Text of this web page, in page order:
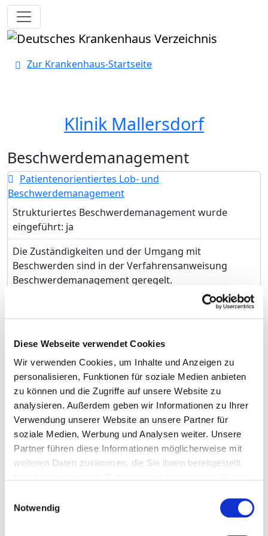
Diese Webseite verwendet Cookies
Wir verwenden Cookies, um Inhalte und Anzeigen zu
personalisieren, Funktionen für soziale Medien anbieten
zu können und die Zugriffe auf unsere Website zu
analysieren. Außerdem geben wir Informationen zu Ihrer
Verwendung unserer Website an unsere Partner für
soziale Medien, Werbung und Analysen weiter. Unsere
Partner führen diese Informationen möglicherweise mit
weiteren Daten zusammen, die Sie ihnen bereitgestellt
Notwendig
Toggle navigation
Zur Krankenhaus-Startseite
Klinik Mallersdorf
Beschwerdemanagement
Patientenorientiertes Lob- und
Beschwerdemanagement
Strukturiertes Beschwerdemanagement wurde
eingeführt: ja
Die Zuständigkeiten und der Umgang mit
Beschwerden sind in der Verfahrensanweisung
Beschwerdemanagement geregelt.
Jeder Mitarbeiter hat über die Dokumentenlenkung
Beschwerden. Darin werden die
Beschwerdestimulierung, - annahme und -
bearbeitung beschrieben. Das QM wertet die
eingegangen Beschwerden aus und gibt über die
Personalversammlungen die Rückmeldung zum
Beschwerdeeingang der vergangenen zwölf Monate
an die Mitarbeiter. Dies erfolgt in Form einer
anonymisierten und schematisierten Übersicht und
Umgang mit mündlichen Beschwerden ist geregelt: